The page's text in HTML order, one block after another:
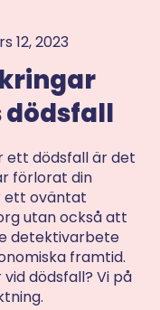
12, 2023
dödsfall
ett dödsfall är det
förlorat din
ett oväntat
utan också att
detektivarbete
framtid.
dödsfall? Vi på